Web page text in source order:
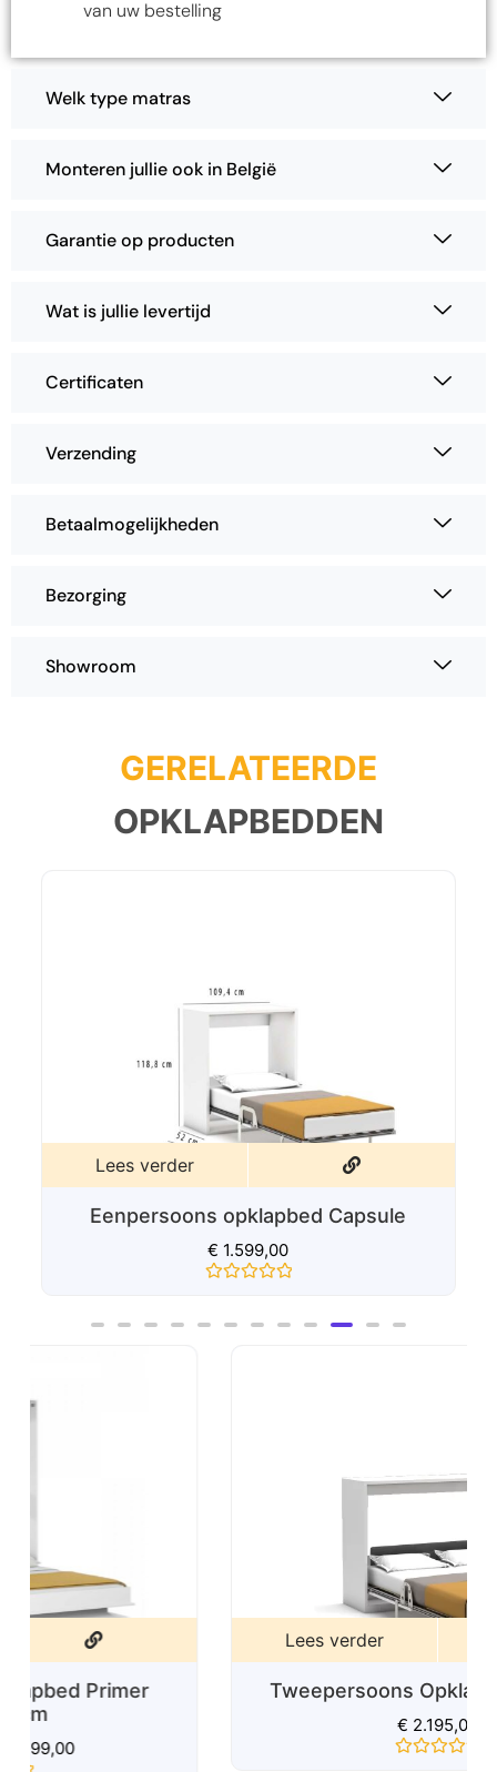
van uw bestelling
Welk type matras
Monteren jullie ook in België
Garantie op producten
Wat is jullie levertijd
Certificaten
Verzending
Betaalmogelijkheden
Bezorging
Showroom
GERELATEERDE
OPKLAPBEDDEN
Lees verder
Eenpersoons opklapbed Capsule
€ 1.599,00
uit
Lees verder
Tweepersoons Opklapbed Capsule